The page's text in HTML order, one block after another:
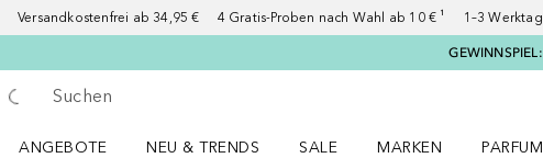
Versandkostenfrei ab 34,95 € 4 Gratis-Proben nach Wahl ab 10 € ¹ 1–3
Gehe zurück
Suche ausführen
ANGEBOTE
NEU & TRENDS
SALE
MARKEN
PARFUM